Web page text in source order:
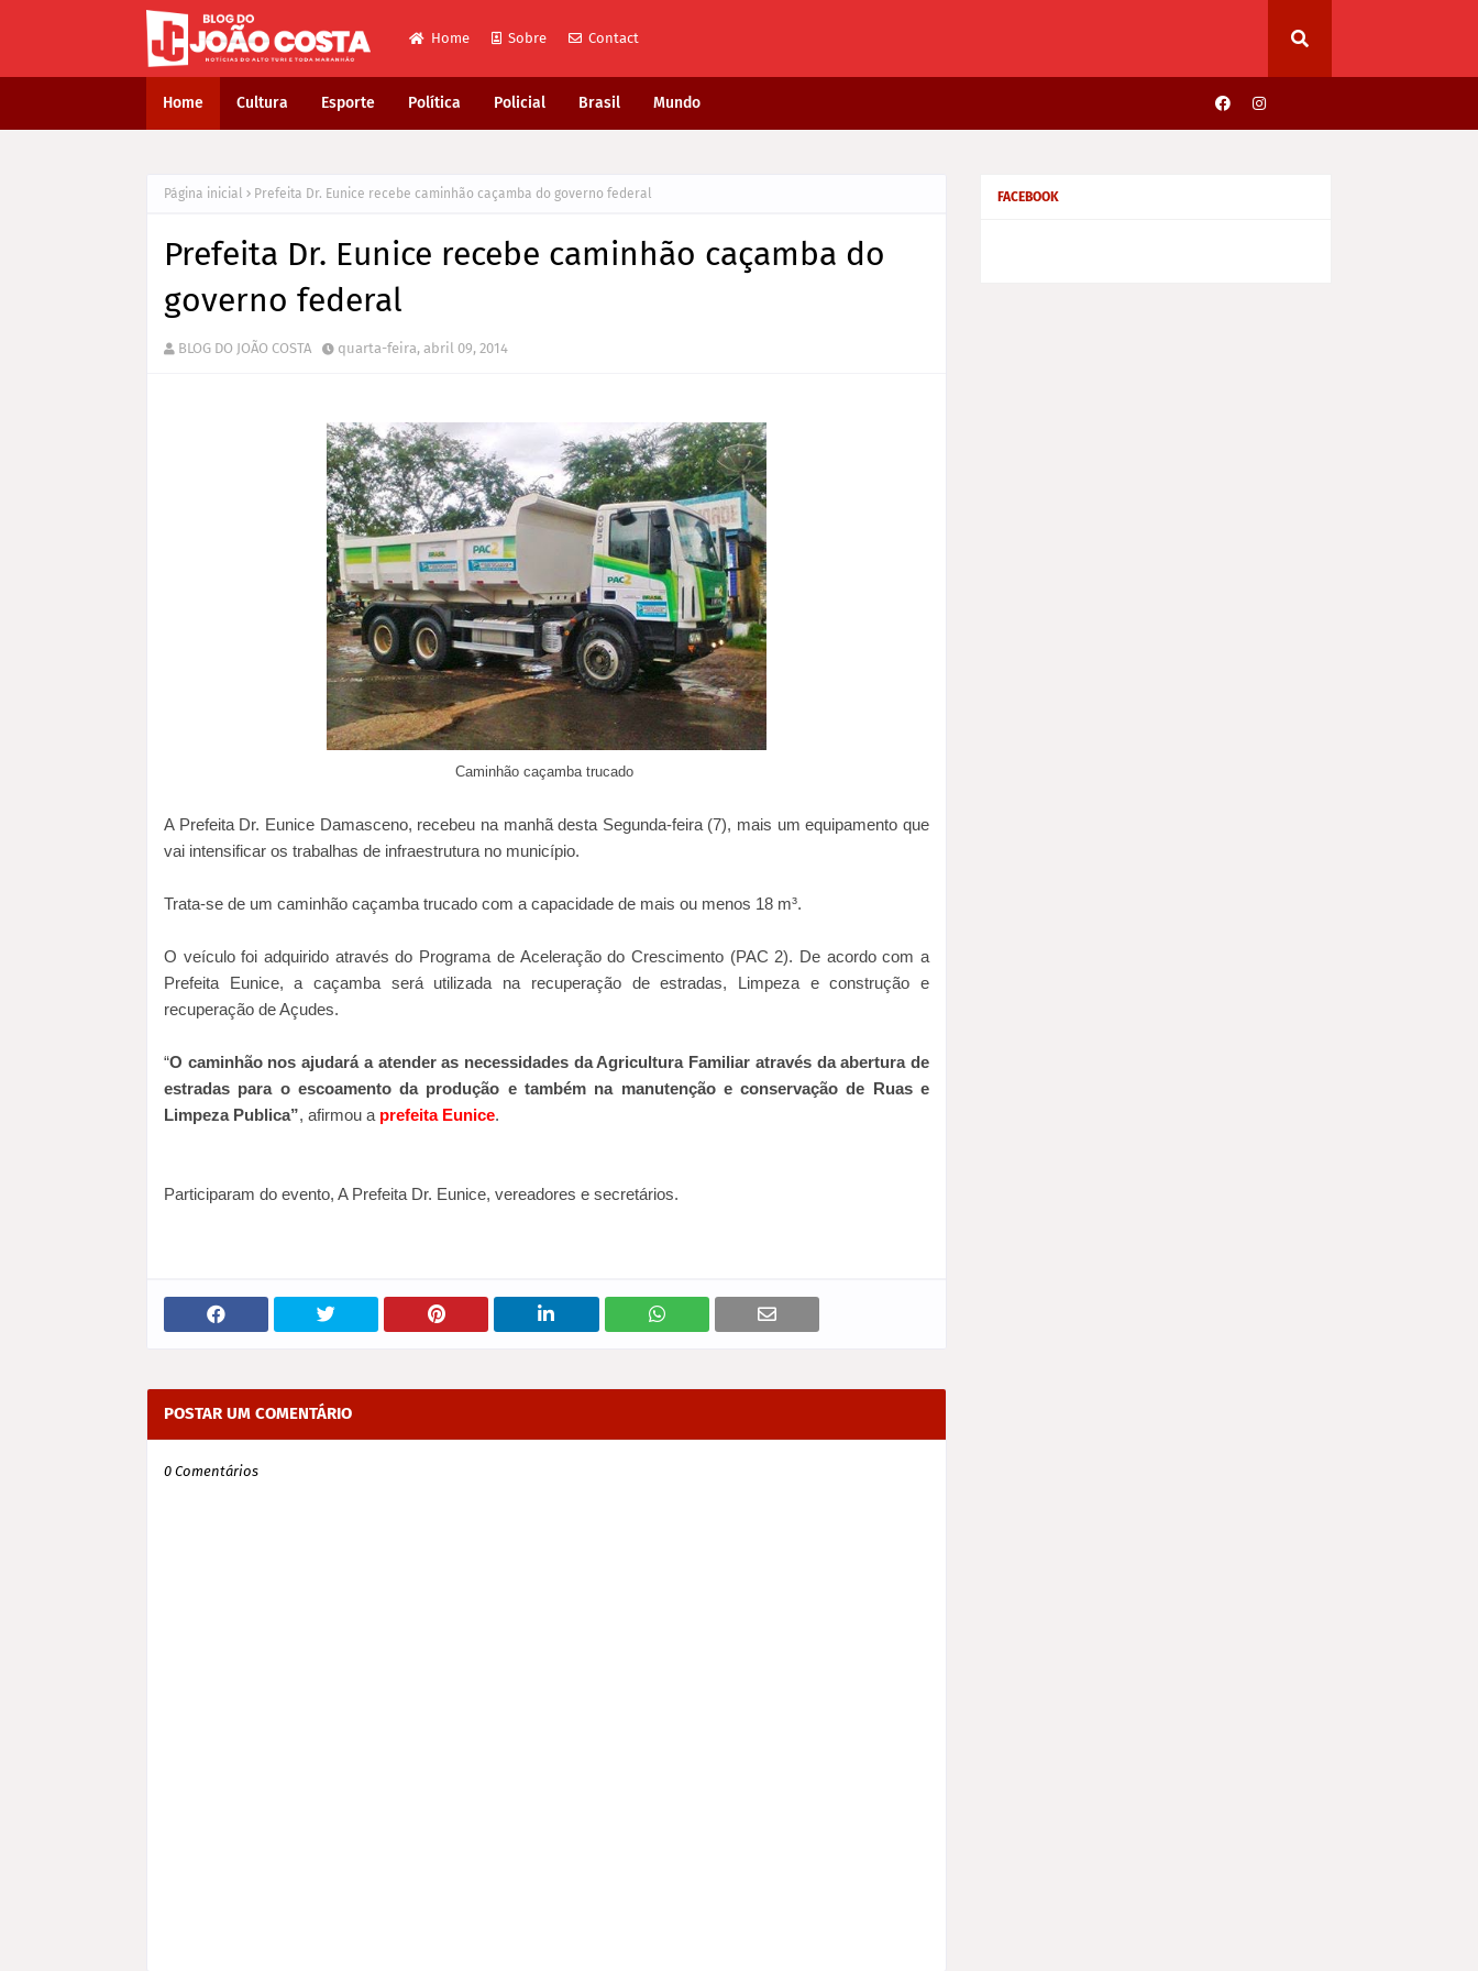
Home Sobre Contact
Home Cultura Esporte Política Policial Brasil Mundo
Página inicial Prefeita Dr. Eunice recebe caminhão caçamba do governo federal
Prefeita Dr. Eunice recebe caminhão caçamba do
governo federal
BLOG DO JOÃO COSTA quarta-feira, abril 09, 2014
Caminhão caçamba trucado
A Prefeita Dr. Eunice Damasceno, recebeu na manhã desta Segunda-feira (7), mais um equipamento que
vai intensificar os trabalhas de infraestrutura no município.
Trata-se de um caminhão caçamba trucado com a capacidade de mais ou menos 18 m³.
O veículo foi adquirido através do Programa de Aceleração do Crescimento (PAC 2). De acordo com a
Prefeita Eunice, a caçamba será utilizada na recuperação de estradas, Limpeza e construção e
recuperação de Açudes.
“O caminhão nos ajudará a atender as necessidades da Agricultura Familiar através da abertura de
estradas para o escoamento da produção e também na manutenção e conservação de Ruas e
Limpeza Publica”, afirmou a prefeita Eunice.
Participaram do evento, A Prefeita Dr. Eunice, vereadores e secretários.
POSTAR UM COMENTÁRIO
0 Comentários
FACEBOOK